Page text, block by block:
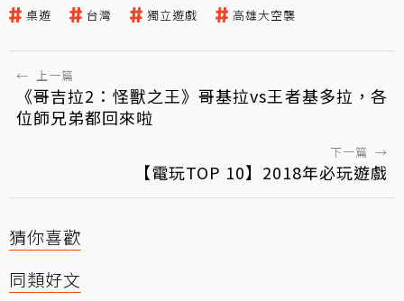
桌遊 台灣 獨立遊戲 高雄大空襲
← 上一篇
《哥吉拉2：怪獸之王》哥基拉vs王者基多拉，各
位師兄弟都回來啦
下一篇 →
【電玩TOP 10】2018年必玩遊戲
猜你喜歡
同類好文